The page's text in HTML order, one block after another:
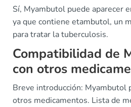
Sí, Myambutol puede aparecer
ya que contiene etambutol, un
para tratar la tuberculosis.
Compatibilidad de
con otros
Breve introducción: Myambutol
otros medicamentos. Lista de